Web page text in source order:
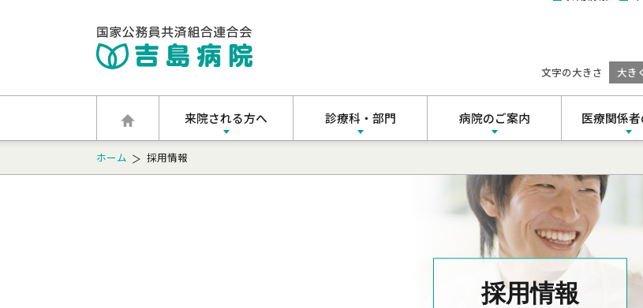
文字の大きさ 大き
来院される方へ
外来診療のご案内
診療科・部門 病院のご案内
ごあいさつ
病院概要
院内掲示
施設ガイド
医療関係
紹介患者さ
ホーム 採用情報
採用情報